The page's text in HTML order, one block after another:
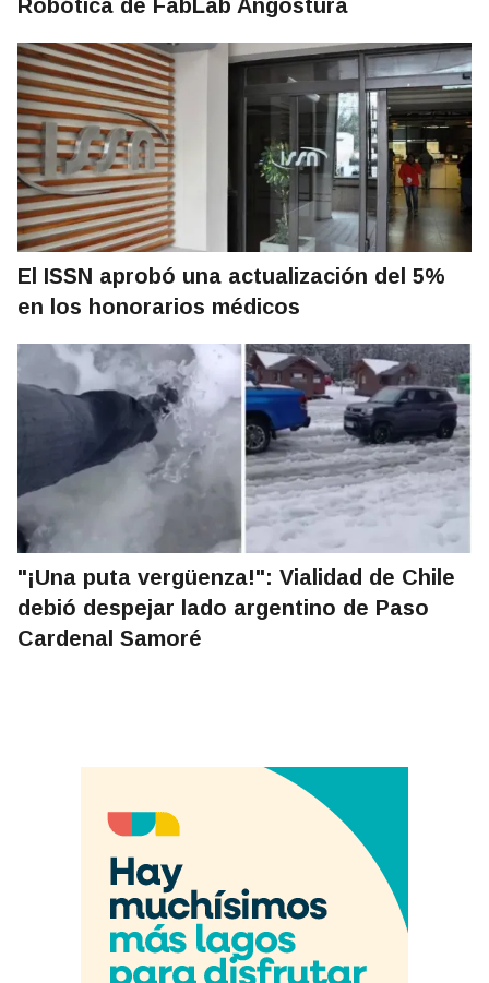
Robótica de FabLab Angostura
El ISSN aprobó una actualización del 5%
en los honorarios médicos
"¡Una puta vergüenza!": Vialidad de Chile
debió despejar lado argentino de Paso
Cardenal Samoré